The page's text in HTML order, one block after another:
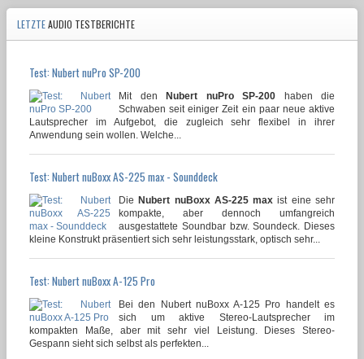
LETZTEAUDIO TESTBERICHTE
Test: Nubert nuPro SP-200
Mit den Nubert nuPro SP-200 haben die
Schwaben seit einiger Zeit ein paar neue aktive
Lautsprecher im Aufgebot, die zugleich sehr flexibel in ihrer
Anwendung sein wollen. Welche...
Test: Nubert nuBoxx AS-225 max - Sounddeck
Die Nubert nuBoxx AS-225 max ist eine sehr
kompakte, aber dennoch umfangreich
ausgestattete Soundbar bzw. Soundeck. Dieses
kleine Konstrukt präsentiert sich sehr leistungsstark, optisch sehr...
Test: Nubert nuBoxx A-125 Pro
Bei den Nubert nuBoxx A-125 Pro handelt es
sich um aktive Stereo-Lautsprecher im
kompakten Maße, aber mit sehr viel Leistung. Dieses Stereo-
Gespann sieht sich selbst als perfekten...